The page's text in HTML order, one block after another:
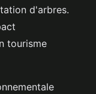
d'arbres.
tourisme